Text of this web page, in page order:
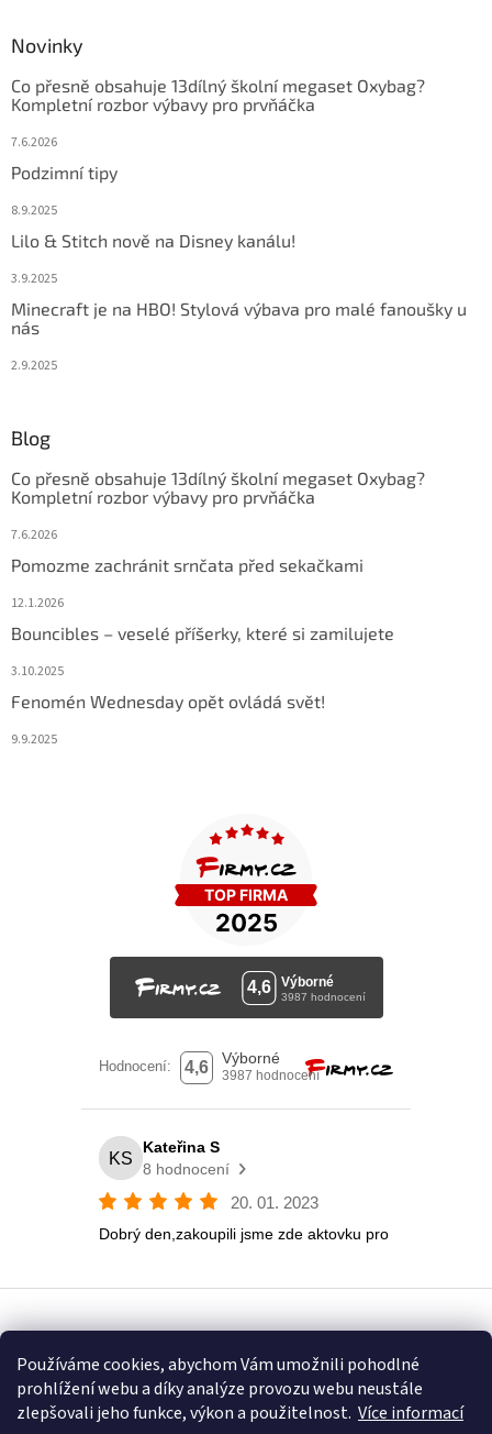
Používáme cookies, abychom Vám umožnili pohodlné
prohlížení webu a díky analýze provozu webu neustále
zlepšovali jeho funkce, výkon a použitelnost. Více informací
Novinky
Co přesně obsahuje 13dílný školní megaset Oxybag?
Kompletní rozbor výbavy pro prvňáčka
7.6.2026
Podzimní tipy
8.9.2025
Lilo & Stitch nově na Disney kanálu!
3.9.2025
Minecraft je na HBO! Stylová výbava pro malé fanoušky u
nás
2.9.2025
Blog
Co přesně obsahuje 13dílný školní megaset Oxybag?
Kompletní rozbor výbavy pro prvňáčka
7.6.2026
Pomozme zachránit srnčata před sekačkami
12.1.2026
Bouncibles – veselé příšerky, které si zamilujete
3.10.2025
Fenomén Wednesday opět ovládá svět!
9.9.2025
Copyright 2026Eshop U Terezky. Všechna práva vyhrazena.